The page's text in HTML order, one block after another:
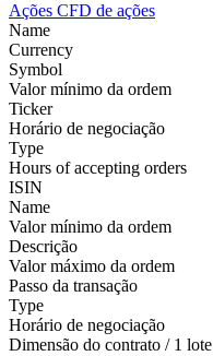
Ações CFD de ações
Name
Currency
Symbol
Valor mínimo da ordem
Ticker
Horário de negociação
Type
Hours of accepting orders
ISIN
Name
Valor mínimo da ordem
Descrição
Valor máximo da ordem
Passo da transação
Type
Horário de negociação
Dimensão do contrato / 1 lote